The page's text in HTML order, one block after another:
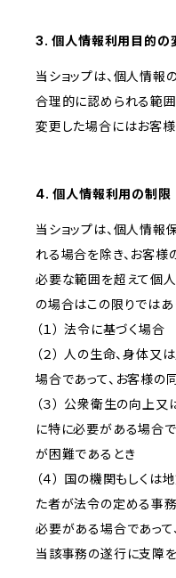
3. 個人情報利用目的の
当ショップは、個人情報
合理的に認められる範囲
変更した場合にはお客
4. 個人情報利用の制限
当ショップは、個人情
れる場合を除き、お客
必要な範囲を超えて個人
の場合はこの限りではあ
（１） 法令に基づく場合
（２） 人の生命、身体
場合であって、お客様の
（３） 公衆衛生の向上
に特に必要がある場合
が困難であるとき
（４） 国の機関もしく
た者が法令の定める事
必要がある場合であって
当該事務の遂行に支障